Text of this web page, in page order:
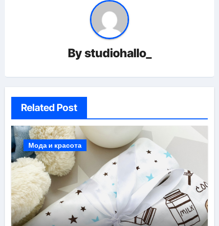
Bystudiohallo_
Related Post
Мода и красота